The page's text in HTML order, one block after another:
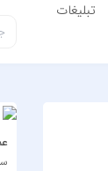
تبلیغات